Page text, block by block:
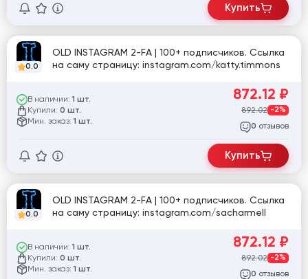
Купить
0.0
OLD INSTAGRAM 2-FA | 100+ подписчиков. Ссылка
на саму страницу: instagram.com/katty.timmons
В наличии: 1 шт.
Купили: 0 шт.
Мин. заказ: 1 шт.
872.12 ₽
892.02 -2%
0 отзывов
Купить
0.0
OLD INSTAGRAM 2-FA | 100+ подписчиков. Ссылка
на саму страницу: instagram.com/sacharmell
В наличии: 1 шт.
Купили: 0 шт.
Мин. заказ: 1 шт.
872.12 ₽
892.02 -2%
0 отзывов